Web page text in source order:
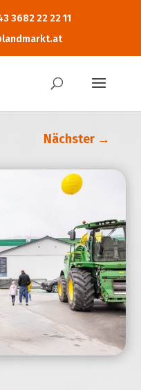
3682 22 22 11
Nächster →